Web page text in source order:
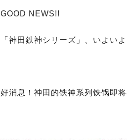
GOOD NEWS!!
「神田鉄神シリーズ」、いよい
好消息！神田的铁神系列铁锅即